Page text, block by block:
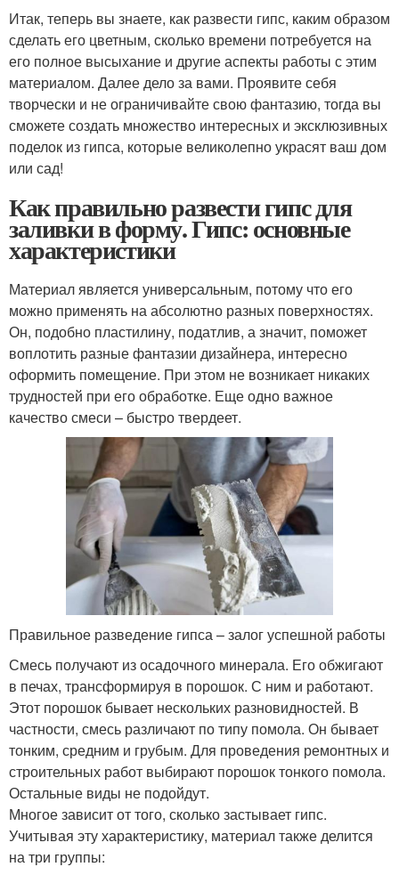
Итак, теперь вы знаете, как развести гипс, каким образом
сделать его цветным, сколько времени потребуется на
его полное высыхание и другие аспекты работы с этим
материалом. Далее дело за вами. Проявите себя
творчески и не ограничивайте свою фантазию, тогда вы
сможете создать множество интересных и эксклюзивных
поделок из гипса, которые великолепно украсят ваш дом
или сад!
Как правильно развести гипс для
заливки в форму. Гипс: основные
характеристики
Материал является универсальным, потому что его
можно применять на абсолютно разных поверхностях.
Он, подобно пластилину, податлив, а значит, поможет
воплотить разные фантазии дизайнера, интересно
оформить помещение. При этом не возникает никаких
трудностей при его обработке. Еще одно важное
качество смеси – быстро твердеет.
Правильное разведение гипса – залог успешной работы
Смесь получают из осадочного минерала. Его обжигают
в печах, трансформируя в порошок. С ним и работают.
Этот порошок бывает нескольких разновидностей. В
частности, смесь различают по типу помола. Он бывает
тонким, средним и грубым. Для проведения ремонтных и
строительных работ выбирают порошок тонкого помола.
Остальные виды не подойдут.
Многое зависит от того, сколько застывает гипс.
Учитывая эту характеристику, материал также делится
на три группы: